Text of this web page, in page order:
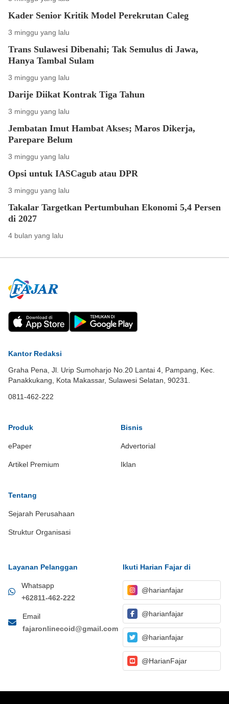
Kader Senior Kritik Model Perekrutan Caleg
3 minggu yang lalu
Trans Sulawesi Dibenahi; Tak Semulus di Jawa,
Hanya Tambal Sulam
3 minggu yang lalu
Darije Diikat Kontrak Tiga Tahun
3 minggu yang lalu
Jembatan Imut Hambat Akses; Maros Dikerja,
Parepare Belum
3 minggu yang lalu
Opsi untuk IASCagub atau DPR
3 minggu yang lalu
Takalar Targetkan Pertumbuhan Ekonomi 5,4 Persen
di 2027
4 bulan yang lalu
Kantor Redaksi
Graha Pena, Jl. Urip Sumoharjo No.20 Lantai 4, Pampang, Kec.
Panakkukang, Kota Makassar, Sulawesi Selatan, 90231.
0811-462-222
Produk
ePaper
Artikel Premium
Bisnis
Advertorial
Iklan
Tentang
Sejarah Perusahaan
Struktur Organisasi
Layanan Pelanggan
Whatsapp
+62811-462-222
Email
fajaronlinecoid@gmail.com
Ikuti Harian Fajar di
@harianfajar
@harianfajar
@harianfajar
@HarianFajar